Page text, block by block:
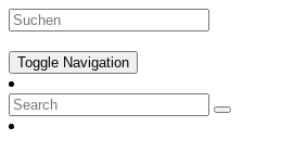
Toggle Navigation